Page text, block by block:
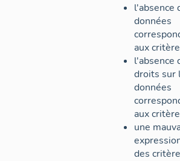
l'absence
données
aux
l'absence
droits sur
données
aux
une
des